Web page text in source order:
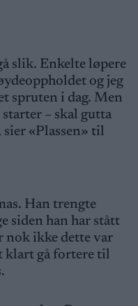
slik. Enkelte løpere
og jeg
spruten i dag. Men
– skal gutta
«Plassen» til
Han trengte
siden han har stått
nok ikke dette var
klart gå fortere til